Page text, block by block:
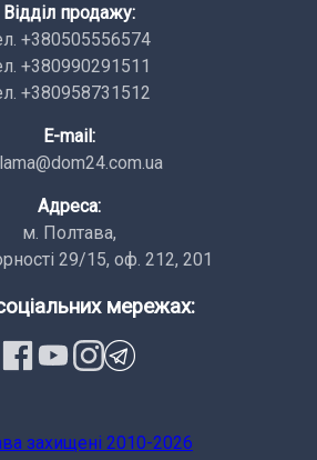
Відділ продажу:
+380505556574
+380990291511
+380958731512
E-mail:
Адреса:
м. Полтава,
29/15, оф. 212, 201
мережах:
заxищенi 2010-2026